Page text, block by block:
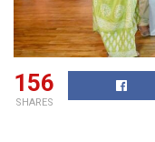
156
SHARES